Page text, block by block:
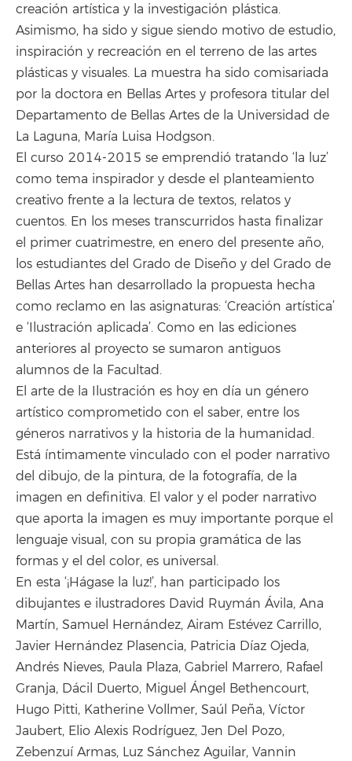
creación artística y la investigación plástica.
Asimismo, ha sido y sigue siendo motivo de estudio,
inspiración y recreación en el terreno de las artes
plásticas y visuales. La muestra ha sido comisariada
por la doctora en Bellas Artes y profesora titular del
Departamento de Bellas Artes de la Universidad de
La Laguna, María Luisa Hodgson.
El curso 2014-2015 se emprendió tratando ‘la luz’
como tema inspirador y desde el planteamiento
creativo frente a la lectura de textos, relatos y
cuentos. En los meses transcurridos hasta finalizar
el primer cuatrimestre, en enero del presente año,
los estudiantes del Grado de Diseño y del Grado de
Bellas Artes han desarrollado la propuesta hecha
como reclamo en las asignaturas: ‘Creación artística’
e ‘Ilustración aplicada’. Como en las ediciones
anteriores al proyecto se sumaron antiguos
alumnos de la Facultad.
El arte de la Ilustración es hoy en día un género
artístico comprometido con el saber, entre los
géneros narrativos y la historia de la humanidad.
Está íntimamente vinculado con el poder narrativo
del dibujo, de la pintura, de la fotografía, de la
imagen en definitiva. El valor y el poder narrativo
que aporta la imagen es muy importante porque el
lenguaje visual, con su propia gramática de las
formas y el del color, es universal.
En esta ‘¡Hágase la luz!’, han participado los
dibujantes e ilustradores David Ruymán Ávila, Ana
Martín, Samuel Hernández, Airam Estévez Carrillo,
Javier Hernández Plasencia, Patricia Díaz Ojeda,
Andrés Nieves, Paula Plaza, Gabriel Marrero, Rafael
Granja, Dácil Duerto, Miguel Ángel Bethencourt,
Hugo Pitti, Katherine Vollmer, Saúl Peña, Víctor
Jaubert, Elio Alexis Rodríguez, Jen Del Pozo,
Zebenzuí Armas, Luz Sánchez Aguilar, Vannin